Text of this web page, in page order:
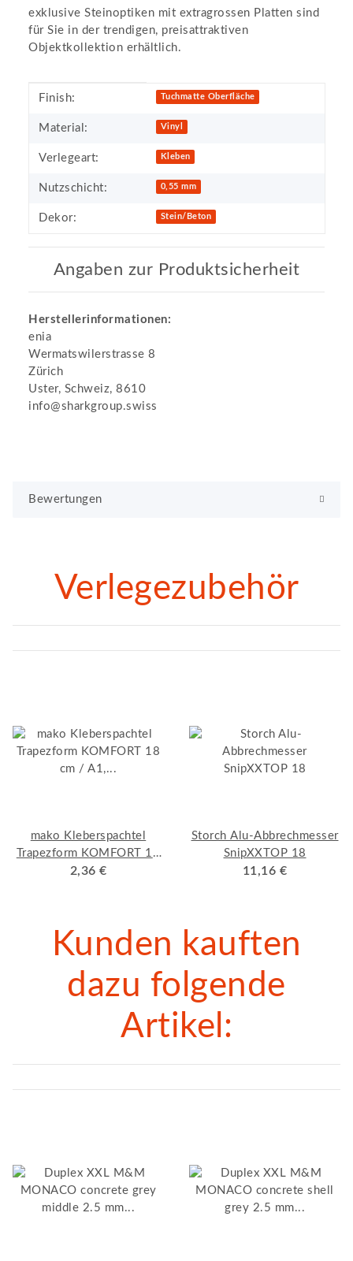
exklusive Steinoptiken mit extragrossen Platten sind
für Sie in der trendigen, preisattraktiven
Objektkollektion erhältlich.
Produkteigenschaft
Wert
Finish: Tuchmatte Oberfläche
Material: Vinyl
Verlegeart: Kleben
Nutzschicht: 0,55 mm
Dekor: Stein/Beton
Angaben zur Produktsicherheit
Herstellerinformationen:
enia
Wermatswilerstrasse 8
Zürich
Uster, Schweiz, 8610
info@sharkgroup.swiss
Bewertungen
Verlegezubehör
mako Kleberspachtel
Trapezform KOMFORT 18
cm / A1, Qualitäts-
2,36 €
Storch Alu-Abbrechmesser
SnipXXTOP 18
11,16 €
Kunden kauften
dazu folgende
Artikel: